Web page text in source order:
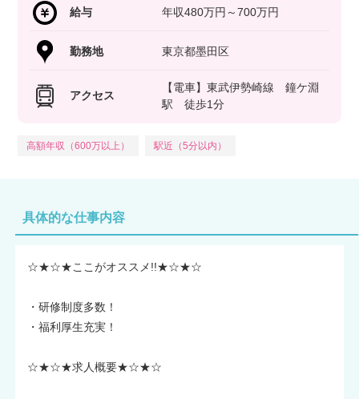
給与 年収480万円～700万円
勤務地 東京都墨田区
アクセス
【電車】東武伊勢崎線 鐘ケ淵
駅 徒歩1分
高額年収（600万以上） 駅近（5分以内）
具体的な仕事内容
☆★☆★ここがオススメ!!★☆★☆
・研修制度多数！
・福利厚生充実！
☆★☆★求人概要★☆★☆